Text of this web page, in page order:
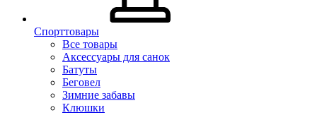
Спорттовары
Все товары
Аксессуары для санок
Батуты
Беговел
Зимние забавы
Клюшки